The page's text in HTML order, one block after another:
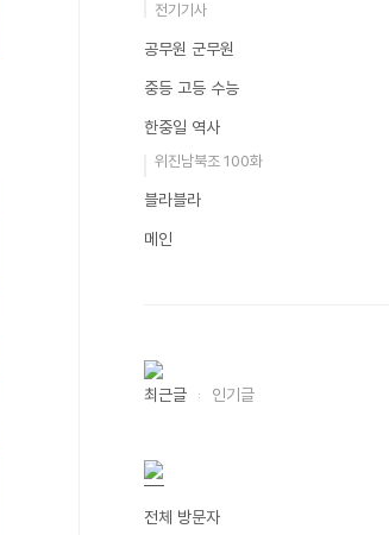
전기기사
공무원 군무원
중등 고등 수능
한중일 역사
위진남북조 100화
블라블라
메인
최근글 인기글
전체 방문자